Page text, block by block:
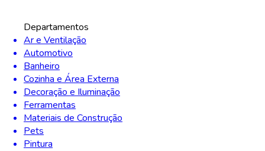
Departamentos
Ar e Ventilação
Automotivo
Banheiro
Cozinha e Área Externa
Decoração e Iluminação
Ferramentas
Materiais de Construção
Pets
Pintura